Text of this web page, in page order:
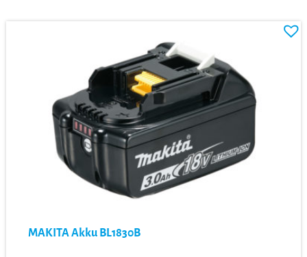
MAKITA Akku BL1830B